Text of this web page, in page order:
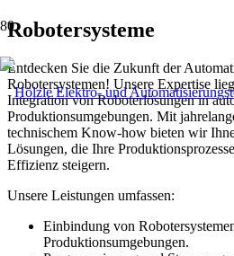
Robotersysteme
Entdecken Sie die Zukunft der
Robotersystemen! Unsere Expertise
Integration von Roboterlösungen in
Produktionsumgebungen. Mit
technischem Know-how bieten wir
Lösungen, die Ihre
Effizienz steigern.
Unsere Leistungen umfassen:
Einbindung von
Produktionsumgebungen.